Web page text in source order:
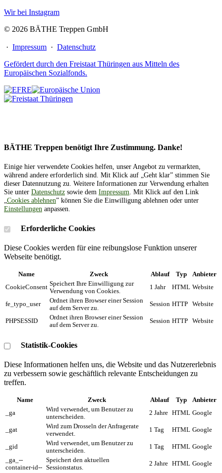
Wir bei Instagram
© 2026 BÄTHE Treppen GmbH
· Impressum · Datenschutz
Gefördert durch den Freistaat Thüringen aus Mitteln des
Europäischen Sozialfonds.
BÄTHE Treppen benötigt Ihre Zustimmung. Danke!
Einige hier verwendete Cookies helfen, unser Angebot zu vermarkten,
während andere erforderlich sind. Mit Klick auf „Geht klar” stimmen Sie
dieser Datennutzung zu. Weitere Informationen zur Verwendung erhalten
Sie unter Datenschutz sowie dem Impressum. Mit Klick auf den Link
„Cookies ablehnen” können Sie die Einwilligung ablehnen oder unter
Einstellungen anpassen.
Erforderliche Cookies
Diese Cookies werden für eine reibungslose Funktion unserer
Webseite benötigt.
Name Zweck Ablauf Typ
Anbieter
CookieConsent Speichert Ihre Einwilligung zur
Verwendung von Cookies.
1 Jahr HTML Website
fe_typo_user
Ordnet ihren Browser einer Session
auf dem Server zu.
Session HTTP Website
PHPSESSID
Ordnet ihren Browser einer Session
auf dem Server zu.
Session HTTP Website
Statistik-Cookies
Diese Informationen helfen uns, die Website und das Nutzererlebnis
zu verbessern sowie geschäftlich relevante Entscheidungen zu
treffen.
Name Zweck Ablauf Typ
Anbieter
_ga
Wird verwendet, um Benutzer zu
unterscheiden.
2 Jahre HTML Google
_gat
Wird zum Drosseln der Anfragerate
verwendet.
1 Tag HTML Google
_gid
Wird verwendet, um Benutzer zu
unterscheiden.
1 Tag HTML Google
_ga_--
container-id--
Speichert den aktuellen
Sessionstatus.
2 Jahre HTML Google